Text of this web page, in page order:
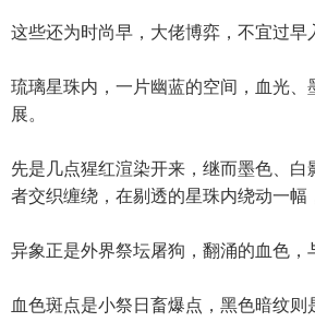
这些还为时尚早，大佬博弈，不宜过早
琉璃星珠内，一片幽蓝的空间，血光、
展。
先是几点猩红渲染开来，继而墨色、白
者交织缠绕，在剔透的星珠内绕动一幅
异象正是外界祭坛屠狗，翻涌的血色，
血色斑点是小祭日畜爆点，黑色暗纹则